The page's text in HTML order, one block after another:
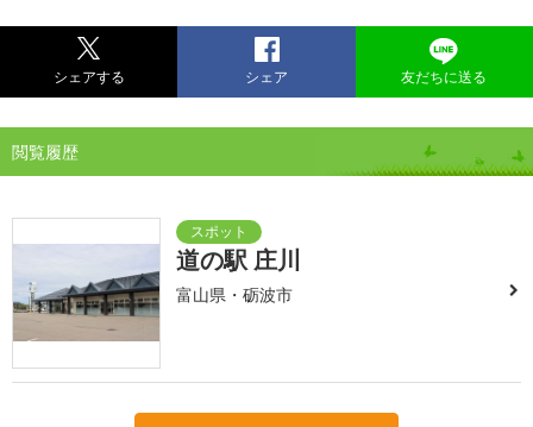
シェアする シェア 友だちに送る
閲覧履歴
道の駅 庄川
富山県・砺波市